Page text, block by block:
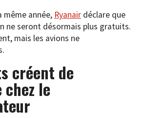
même année, Ryanair déclare que
ne seront désormais plus gratuits.
mais les avions ne
créent de
chez le